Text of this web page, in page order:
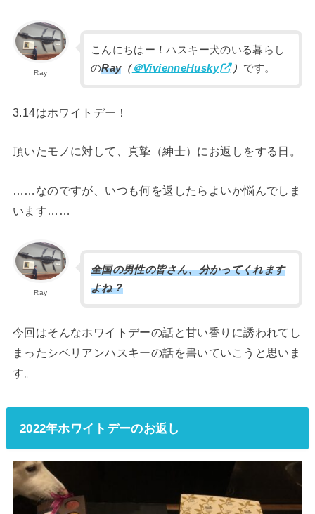
Ray
こんにちはー！ハスキー犬のいる暮らし
のRay（＠VivienneHusky ） です。
3.14はホワイトデー！
頂いたモノに対して、真摯（紳士）にお返しをする日。
……なのですが、いつも何を返したらよいか悩んでしま
います……
Ray
全国の男性の皆さん、分かってくれます
よね？
今回はそんなホワイトデーの話と甘い香りに誘われてし
まったシベリアンハスキーの話を書いていこうと思いま
す。
2022年ホワイトデーのお返し